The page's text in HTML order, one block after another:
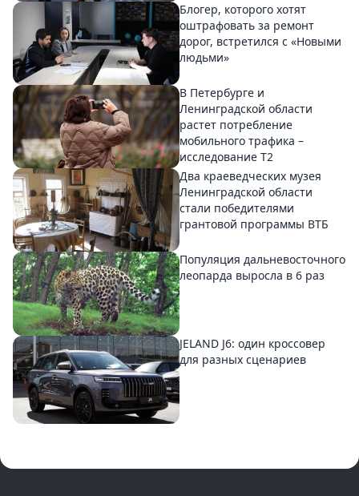
Блогер, которого хотят
оштрафовать за ремонт
дорог, встретился с «Новыми
людьми»
В Петербурге и
Ленинградской области
растет потребление
мобильного трафика –
исследование T2
Два краеведческих музея
Ленинградской области
стали победителями
грантовой программы ВТБ
Популяция дальневосточного
леопарда выросла в 6 раз
JELAND J6: один кроссовер
для разных сценариев